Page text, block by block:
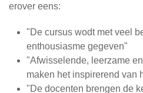
erover eens:
"De cursus wodt met veel
enthousiasme gegeven"
"Afwisselende, leerzame
maken het inspirerend van
"De docenten brengen de